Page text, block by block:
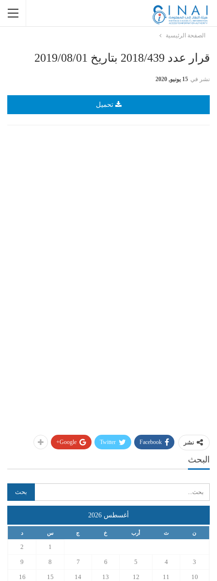
الصفحة الرئيسية
قرار عدد 2018/439 بتاريخ 2019/08/01
نشر في 15 يونيو, 2020
تحميل
نشر Facebook
Twitter
Google+
البحث
أغسطس 2026
ن ث أرب خ ج س د
1
2
3
4
5
6
7
8
9
10
11
12
13
14
15
16